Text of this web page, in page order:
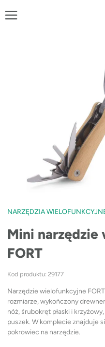
do
NARZĘDZIA
Mini
FORT
Kod produktu: 29177
Narzędzie wielofunkcyjne
rozmiarze, wykończony
nóż, śrubokręt płaski i
puszek. W komplecie znajduje
pokrowiec na narzędzie.